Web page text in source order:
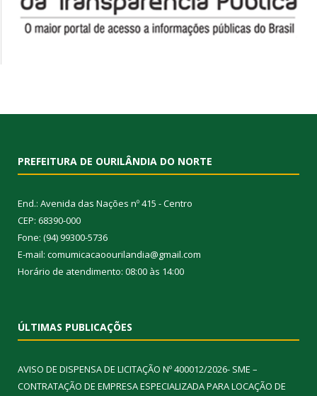
PREFEITURA DE OURILÂNDIA DO NORTE
End.: Avenida das Nações nº 415 - Centro
CEP: 68390-000
Fone: (94) 99300-5736
E-mail: comumicacaoourilandia@gmail.com
Horário de atendimento: 08:00 às 14:00
ÚLTIMAS PUBLICAÇÕES
AVISO DE DISPENSA DE LICITAÇÃO Nº 400012/2026- SME –
CONTRATAÇÃO DE EMPRESA ESPECIALIZADA PARA LOCAÇÃO DE